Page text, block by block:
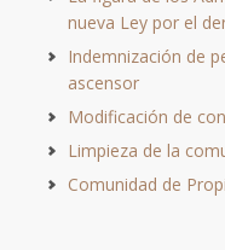
nueva Ley por el
Indemnización de
ascensor
Modificación de
Limpieza de la
Comunidad de